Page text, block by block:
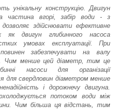
унікальну конструкцію. Двигун
частина вгорі, забір води - з
здійснювати ефективне
як двигун глибинного насоса
умовах експлуатації. При
забезпечувати на валу
Чим менше цей діаметр, тим це
насоси для організації
для свердловин діаметром менше
і дорожнечу двигуна.
потоком води між
Чим більша ця відстань, тим